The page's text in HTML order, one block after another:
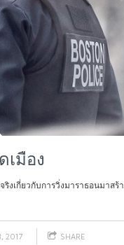
เมือง
เกี่ยวกับการวิ่งมาราธอนมาสร้
2017 SHARE